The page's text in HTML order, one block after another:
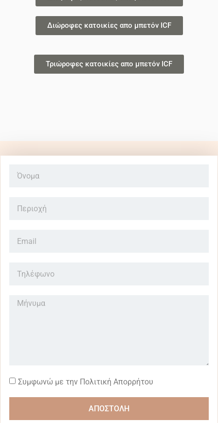
Διώροφες κατοικίες απο μπετόν ICF
Τριώροφες κατοικίες απο μπετόν ICF
Συμφωνώ με την Πολιτική Απορρήτου
ΑΠΟΣΤΟΛΗ